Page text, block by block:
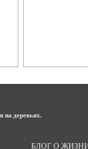
на деревьях.
БЛОГ О